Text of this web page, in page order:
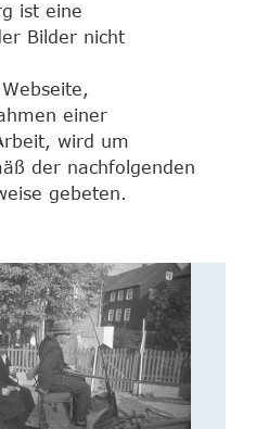
ist eine
Bilder nicht
einer
wird um
der nachfolgenden
gebeten.